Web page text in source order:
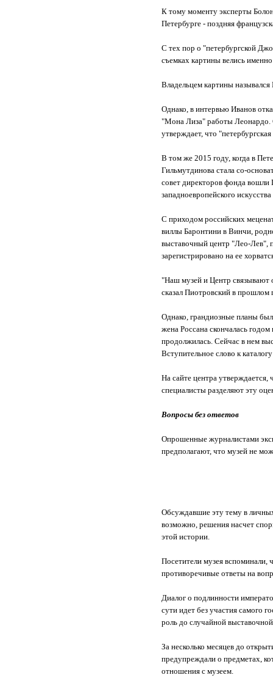
К тому моменту эксперты
Петербурге - поздняя
С тех пор о "петербургской
съемках картины велись
Владельцем картины
Однако, в интервью Иванов
"Мона Лиза" работы Леонардо.
утверждает, что
В том же 2015 году, когда в
Гильмутдинова стала со-
совет директоров фонда вошли
западноевропейского
С приходом российских
виллы Баронтини в Винчи,
выставочный центр "Лео-
зарегистрировано на ее
"Наш музей и Центр связывают
сказал Пиотровский в прошлом
Однако, грандиозные планы
жена Россана скончалась
продолжилась. Сейчас в нем
Вступительное слово к
На сайте центра утверждается,
специалисты разделяют эту
Вопросы без ответов
Опрошенные журналистами
предполагают, что музей не
Обсуждавшие эту тему в
возможно, решения насчет
этой истории.
Посетители музея вспоминали,
противоречивые ответы на
Диалог о подлинности
сути идет без участия самого
роль до случайной
За несколько месяцев до
предупреждали о предметах,
отношения с музеем.